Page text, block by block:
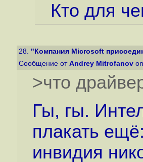
Кто для
28. "Компания Microsoft
Сообщение от Andrey Mitrofanov
>что
Гы, гы.
плакать
инвидия